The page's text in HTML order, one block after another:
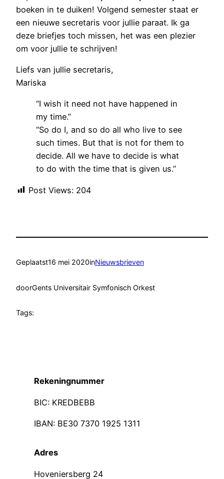
boeken in te duiken! Volgend semester staat er
een nieuwe secretaris voor jullie paraat. Ik ga
deze briefjes toch missen, het was een plezier
om voor jullie te schrijven!
Liefs van jullie secretaris,
Mariska
“I wish it need not have happened in
my time.”
“So do I, and so do all who live to see
such times. But that is not for them to
decide. All we have to decide is what
to do with the time that is given us.”
Post Views: 204
Geplaatst16 mei 2020inNieuwsbrieven
doorGents Universitair Symfonisch Orkest
Tags:
Rekeningnummer
BIC: KREDBEBB
IBAN: BE30 7370 1925 1311
Adres
Hoveniersberg 24